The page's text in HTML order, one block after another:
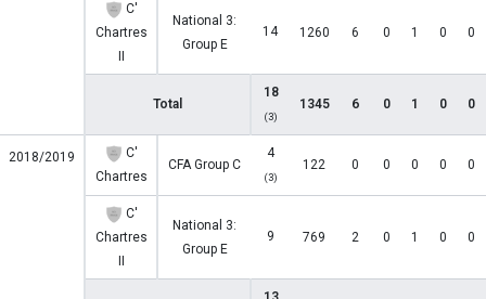
C'
Chartres
National 3:
Group E
14 1260 6 0 1 0 0
Total
18
(3)
1345 6 0 1 0 0
2018/2019
C'
Chartres
CFA Group C
4
(3)
122 0 0 0 0 0
C'
Chartres
National 3:
Group E
9 769 2 0 1 0 0